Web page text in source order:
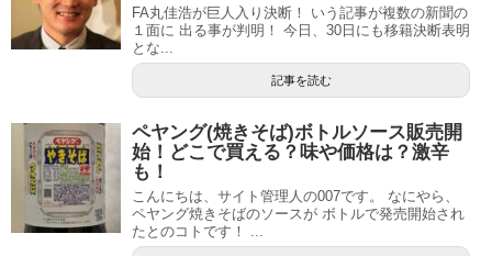
FA丸佳浩が巨人入り決断！ いう記事が複数の新聞の
１面に 出る事が判明！ 今日、30日にも移籍決断表明
とな...
記事を読む
ペヤング(焼きそば)ボトルソース販売開
始！どこで買える？味や価格は？激辛
も！
こんにちは、サイト管理人の007です。 なにやら、
ペヤング焼きそばのソースが ボトルで発売開始され
たとのコトです！ ...